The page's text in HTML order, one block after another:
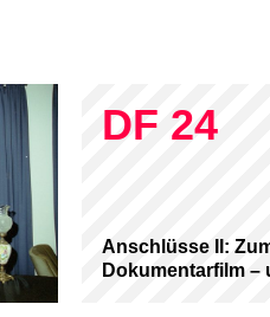
DF 24
Anschlüsse II:
Dokumentarfilm –